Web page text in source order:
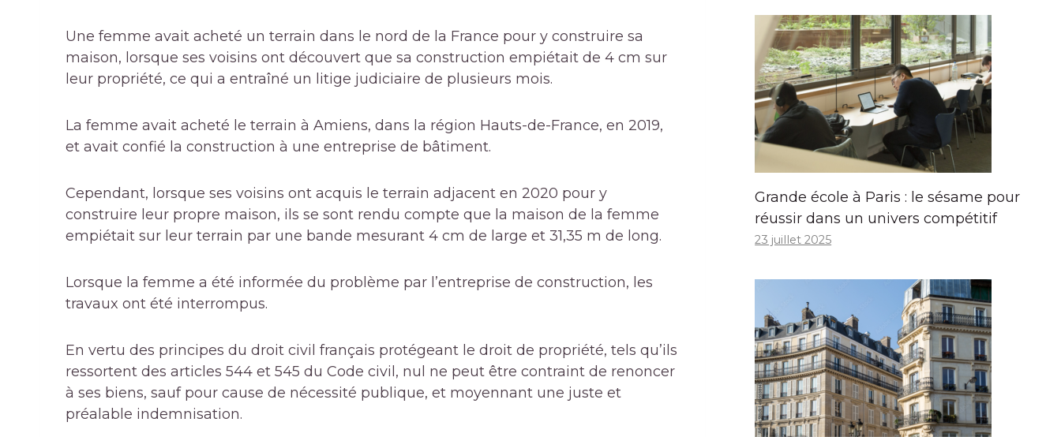
Une femme avait acheté un terrain dans le nord de la France pour y construire sa
maison, lorsque ses voisins ont découvert que sa construction empiétait de 4 cm sur
leur propriété, ce qui a entraîné un litige judiciaire de plusieurs mois.
La femme avait acheté le terrain à Amiens, dans la région Hauts-de-France, en 2019,
et avait confié la construction à une entreprise de bâtiment.
Cependant, lorsque ses voisins ont acquis le terrain adjacent en 2020 pour y
construire leur propre maison, ils se sont rendu compte que la maison de la femme
empiétait sur leur terrain par une bande mesurant 4 cm de large et 31,35 m de long.
Lorsque la femme a été informée du problème par l’entreprise de construction, les
travaux ont été interrompus.
En vertu des principes du droit civil français protégeant le droit de propriété, tels qu’ils
ressortent des articles 544 et 545 du Code civil, nul ne peut être contraint de renoncer
à ses biens, sauf pour cause de nécessité publique, et moyennant une juste et
préalable indemnisation.
Grande école à Paris : le sésame pour
réussir dans un univers compétitif
23 juillet 2025